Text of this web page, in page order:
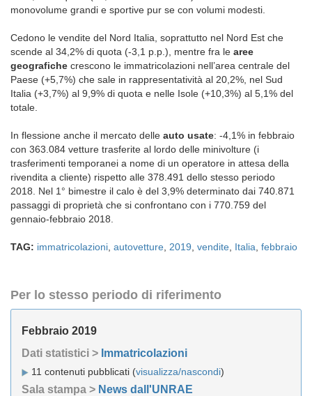
monovolume grandi e sportive pur se con volumi modesti.
Cedono le vendite del Nord Italia, soprattutto nel Nord Est che
scende al 34,2% di quota (-3,1 p.p.), mentre fra le aree
geografiche crescono le immatricolazioni nell’area centrale del
Paese (+5,7%) che sale in rappresentatività al 20,2%, nel Sud
Italia (+3,7%) al 9,9% di quota e nelle Isole (+10,3%) al 5,1% del
totale.
In flessione anche il mercato delle auto usate: -4,1% in febbraio
con 363.084 vetture trasferite al lordo delle minivolture (i
trasferimenti temporanei a nome di un operatore in attesa della
rivendita a cliente) rispetto alle 378.491 dello stesso periodo
2018. Nel 1° bimestre il calo è del 3,9% determinato dai 740.871
passaggi di proprietà che si confrontano con i 770.759 del
gennaio-febbraio 2018.
TAG: immatricolazioni autovetture 2019 vendite Italia febbraio
Per lo stesso periodo di riferimento
Febbraio 2019
Dati statistici > Immatricolazioni
11 contenuti pubblicati (visualizza/nascondi)
Sala stampa > News dall'UNRAE